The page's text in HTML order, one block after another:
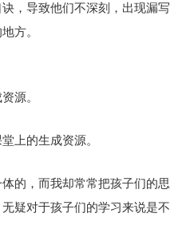
，导致他们不深刻，出现漏写
方。
源。
上的生成资源。
的，而我却常常把孩子们的思
疑对于孩子们的学习来说是不